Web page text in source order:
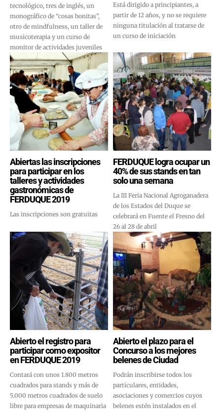
tecnológico, tres de inglés, un
monográfico de “cosas bonitas”,
otro de mindfulness, un taller de
musicoterapia y un curso de
monitor de actividades juveniles
Está dirigido a principiantes, a
partir de 12 años, y no se requiere
ninguna titulación al tratarse de
un curso de iniciación
Abiertas las inscripciones
para participar en los
talleres y actividades
gastronómicas de
FERDUQUE 2019
Las inscripciones son gratuitas
FERDUQUE logra ocupar un
40% de sus stands en tan
solo una semana
La III Feria Nacional Agroganadera
de los Estados del Duque se
celebrará en Fuente el Fresno del
26 al 28 de abril
Abierto el registro para
participar como expositor
en FERDUQUE 2019
Contará con unos 1.800 metros
cuadrados para stands y más de
5.000 metros cuadrados de suelo
libre para empresas de maquinaria
Abierto el plazo para el
Concurso a los mejores
belenes de Ciudad
Podrán inscribirse todos los
particulares, entidades,
asociaciones y comercios cuyos
belenes estén instalados en el